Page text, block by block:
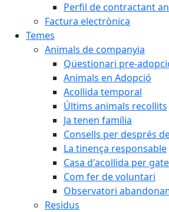
Perfil de contractant
Factura electrònica
Temes
Animals de companyia
Qüestionari pre-
Animals en Adopció
Acollida temporal
Últims animals recollits
Ja tenen família
Consells per després
La tinença responsable
Casa d'acollida per
Com fer de voluntari
Observatori
Residus